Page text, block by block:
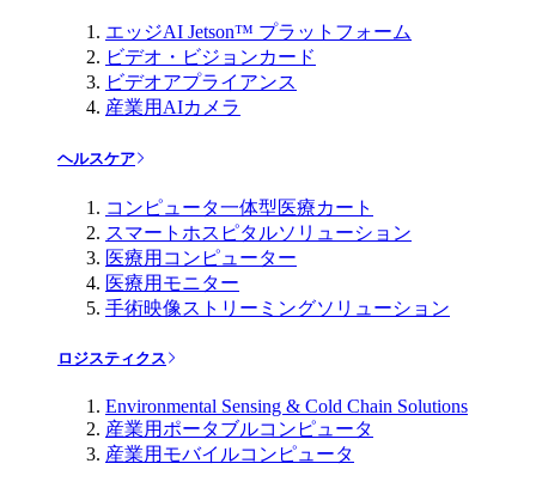
エッジAI Jetson™ プラットフォーム
ビデオ・ビジョンカード
ビデオアプライアンス
産業用AIカメラ
ヘルスケア
コンピュータ一体型医療カート
スマートホスピタルソリューション
医療用コンピューター
医療用モニター
手術映像ストリーミングソリューション
ロジスティクス
Environmental Sensing & Cold Chain Solutions
産業用ポータブルコンピュータ
産業用モバイルコンピュータ